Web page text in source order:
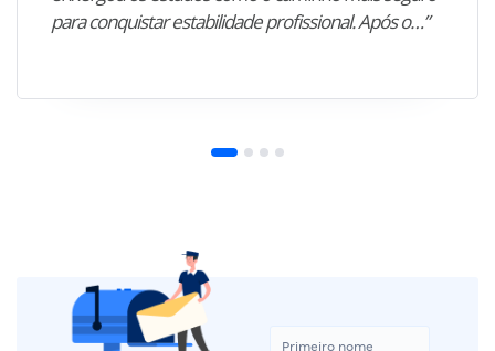
para conquistar estabilidade profissional. Após o…”